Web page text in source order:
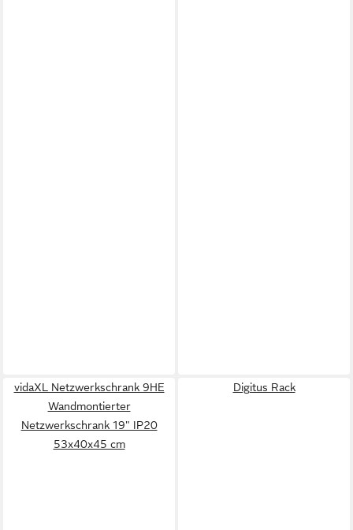
vidaXL Netzwerkschrank 9HE
Wandmontierter
Netzwerkschrank 19" IP20
53x40x45 cm
Digitus Rack